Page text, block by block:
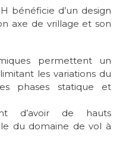
bénéficie d’un design
axe de vrillage et son
permettent un
les variations du
phases statique et
d’avoir de hauts
du domaine de vol à